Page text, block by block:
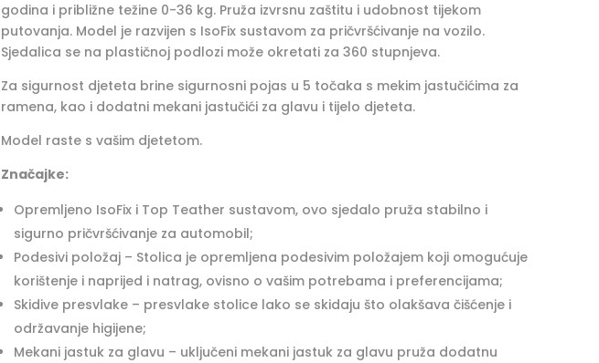
godina i približne težine 0-36 kg. Pruža izvrsnu zaštitu i udobnost tijekom
putovanja. Model je razvijen s IsoFix sustavom za pričvršćivanje na vozilo.
Sjedalica se na plastičnoj podlozi može okretati za 360 stupnjeva.
Za sigurnost djeteta brine sigurnosni pojas u 5 točaka s mekim jastučićima za
ramena, kao i dodatni mekani jastučići za glavu i tijelo djeteta.
Model raste s vašim djetetom.
Značajke:
Opremljeno IsoFix i Top Teather sustavom, ovo sjedalo pruža stabilno i
sigurno pričvršćivanje za automobil;
Podesivi položaj – Stolica je opremljena podesivim položajem koji omogućuje
korištenje i naprijed i natrag, ovisno o vašim potrebama i preferencijama;
Skidive presvlake – presvlake stolice lako se skidaju što olakšava čišćenje i
održavanje higijene;
Mekani jastuk za glavu – uključeni mekani jastuk za glavu pruža dodatnu